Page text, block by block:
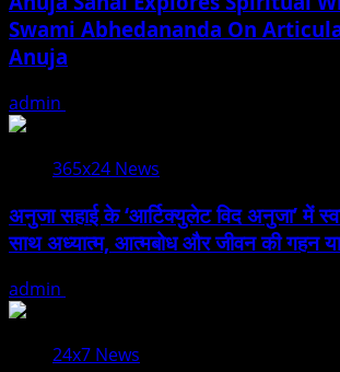
Swami Abhedananda On
Anuja
admin
365x24 News
अनुजा सहाई के ‘आर्टिक्युलेट विद अनुजा’ में
साथ अध्यात्म, आत्मबोध और जीवन की गहन
admin
24x7 News